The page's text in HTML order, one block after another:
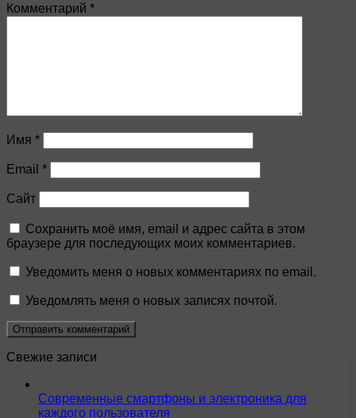
Комментарий *
Имя *
Email *
Сайт
Сохранить моё имя, email и адрес сайта в этом
браузере для последующих моих комментариев.
Уведомить меня о новых комментариях по email.
Уведомлять меня о новых записях почтой.
Свежие записи
Современные смартфоны и электроника для
каждого пользователя